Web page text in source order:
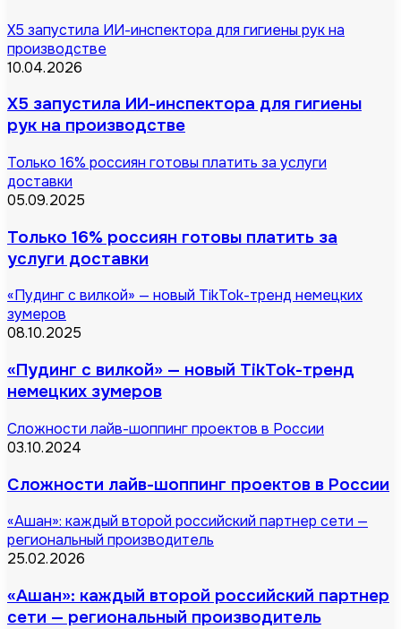
X5 запустила ИИ-инспектора для гигиены рук на
производстве
10.04.2026
X5 запустила ИИ-инспектора для гигиены
рук на производстве
Только 16% россиян готовы платить за услуги
доставки
05.09.2025
Только 16% россиян готовы платить за
услуги доставки
«Пудинг с вилкой» — новый TikTok-тренд немецких
зумеров
08.10.2025
«Пудинг с вилкой» — новый TikTok-тренд
немецких зумеров
Сложности лайв-шоппинг проектов в России
03.10.2024
Сложности лайв-шоппинг проектов в России
«Ашан»: каждый второй российский партнер сети —
региональный производитель
25.02.2026
«Ашан»: каждый второй российский партнер
сети — региональный производитель